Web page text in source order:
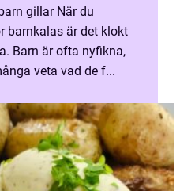
gillar När du
barnkalas är det klokt
Barn är ofta nyfikna,
veta vad de f...